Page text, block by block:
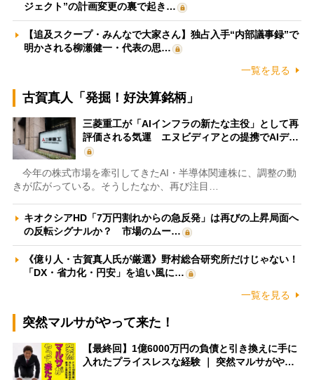
ジェクト”の計画変更の裏で起き…
【追及スクープ・みんなで大家さん】独占入手“内部議事録”で
明かされる柳瀬健一・代表の思…
一覧を見る
古賀真人「発掘！好決算銘柄」
三菱重工が「AIインフラの新たな主役」として再
評価される気運 エヌビディアとの提携でAIデ…
今年の株式市場を牽引してきたAI・半導体関連株に、調整の動
きが広がっている。そうしたなか、再び注目…
キオクシアHD「7万円割れからの急反発」は再びの上昇局面へ
の反転シグナルか？ 市場のムー…
《億り人・古賀真人氏が厳選》野村総合研究所だけじゃない！
「DX・省力化・円安」を追い風に…
一覧を見る
突然マルサがやって来た！
【最終回】1億6000万円の負債と引き換えに手に
入れたプライスレスな経験 ｜ 突然マルサがや…